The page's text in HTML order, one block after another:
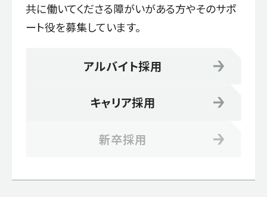
共に働いてくださる障がいがある方やそのサポ
ート役を募集しています。
アルバイト採用
キャリア採用
新卒採用